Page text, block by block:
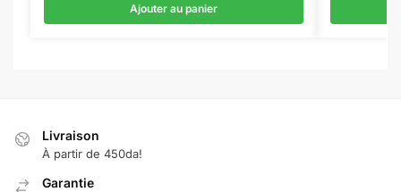
Ajouter au panier
Livraison
À partir de 450da!
Garantie